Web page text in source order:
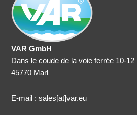
VAR GmbH
Dans le coude de la voie ferrée 10-12
45770 Marl
E-mail : sales[at]var.eu